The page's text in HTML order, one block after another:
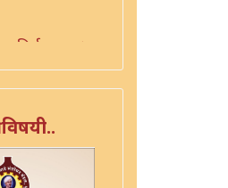
निर्णय - ३२८
- ३२८ स्मृ. ४०
- ३२८ स्मृ.४२